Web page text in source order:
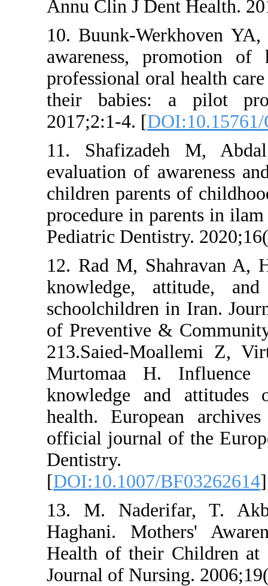
Annu Clin J
10. Buunk-
awareness,
professional
their
2017;2:1-4. [
11.
evaluation of
children
procedure in
Pediatric
12. Rad M,
knowledge,
of Preventive
213.Saied-
Murtomaa
knowledge
health.
official journal
[DOI:10.1007/
13. M.
Haghani.
Health of
Journal of